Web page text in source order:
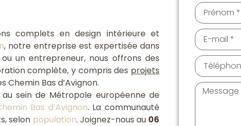
complets en design intérieure et
, notre entreprise est expertisée dans
un entrepreneur, nous offrons des
complète, y compris des projets
Chemin Bas d’Avignon.
sein de Métropole européenne de
Bas d’Avignon. La communauté
selon population. Joignez-nous au 06